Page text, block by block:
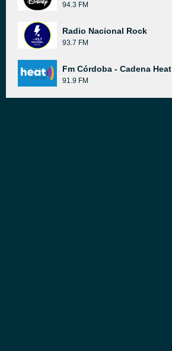
94.3 FM
Radio Nacional Rock
93.7 FM
Fm Córdoba - Cadena Heat
91.9 FM